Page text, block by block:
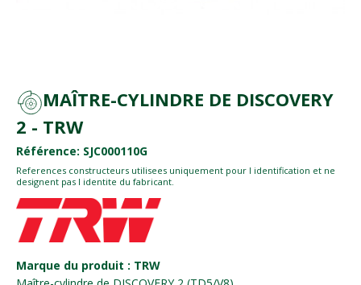
MAÎTRE-CYLINDRE DE DISCOVERY
2 - TRW
Référence: SJC000110G
References constructeurs utilisees uniquement pour l identification et ne
designent pas l identite du fabricant.
Marque du produit : TRW